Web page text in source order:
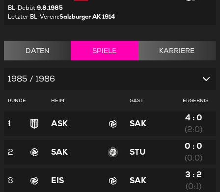
BL-Debüt:9.8.1985
Letzter BL-Verein:Salzburger AK 1914
DATEN SPIELE KARRIERE
1985 / 1986
RUNDE HEIM GAST ERGEBNIS
1 ASK SAK
4 : 0
(2:0)
2 SAK STU
0 : 0
(0:0)
3 EIS SAK
3 : 2
(0:1)